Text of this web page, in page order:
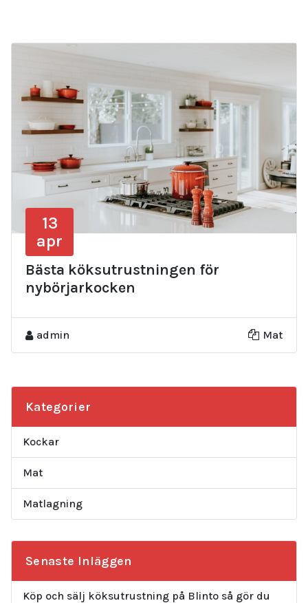
13
apr
Bästa köksutrustningen för
nybörjarkocken
admin Mat
Kategorier
Kockar
Mat
Matlagning
Senaste Inläggen
Köp och sälj köksutrustning på Blinto så gör du